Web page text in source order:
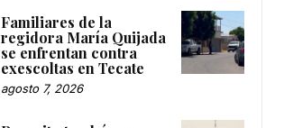
Familiares de la
regidora María Quijada
se enfrentan contra
exescoltas en Tecate
agosto 7, 2026